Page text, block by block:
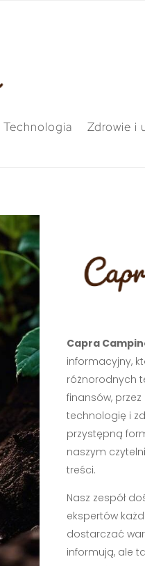
Technologia Zdrowie i
Capra
informacyjny,
różnorodnych
finansów,
technologię i
przystępną
naszym
treści.
Nasz zespół
ekspertów
dostarczać
informują, ale